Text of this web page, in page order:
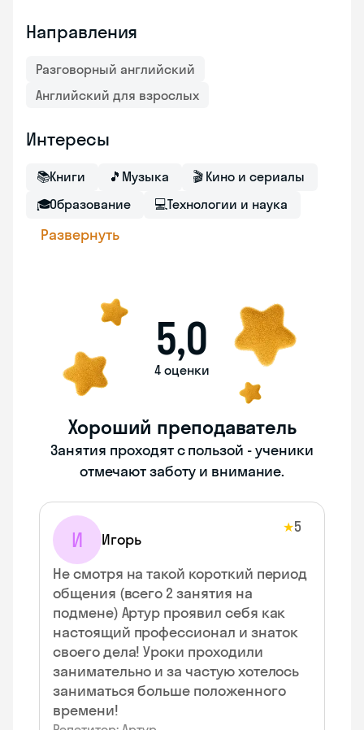
Направления
Разговорный английский
Английский для взрослых
Интересы
📚Книги 🎵 Музыка 🎬 Кино и сериалы
🎓Образование 💻Технологии и наука
Развернуть
5,0
4 оценки
Хороший преподаватель
Занятия проходят с пользой - ученики
отмечают заботу и внимание.
И Игорь
★5
Не смотря на такой короткий период
общения (всего 2 занятия на
подмене) Артур проявил себя как
настоящий профессионал и знаток
своего дела! Уроки проходили
занимательно и за частую хотелось
заниматься больше положенного
времени!